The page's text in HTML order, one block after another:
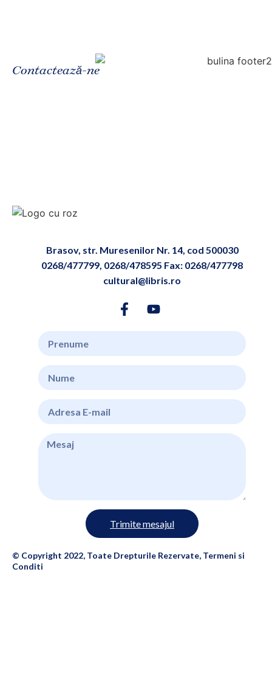
Contactează-ne
Brasov, str. Muresenilor Nr. 14, cod 500030
0268/477799, 0268/478595 Fax: 0268/477798
cultural@libris.ro
Trimite mesajul
© Copyright 2022, Toate Drepturile Rezervate, Termeni si
Conditi